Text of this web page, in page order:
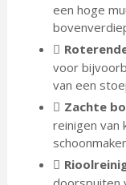
een hoge
voor
van een
Zachte
reinigen